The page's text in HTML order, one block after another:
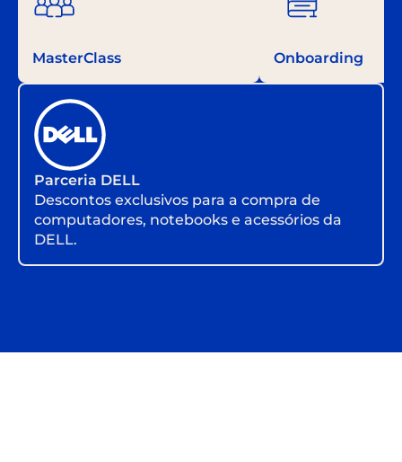
MasterClass Onboarding
Parceria DELL
Descontos exclusivos para a compra de
computadores, notebooks e acessórios da
DELL.